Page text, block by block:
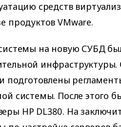
средств
продуктов VMware.
на новую СУБД
инфраструктуры.
подготовлены
системы. После этого
HP DL380. На